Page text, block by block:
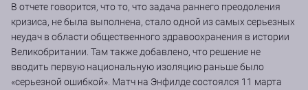
В отчете говорится, что то, что задача раннего преодоления
кризиса, не была выполнена, стало одной из самых серьезных
неудач в области общественного здравоохранения в истории
Великобритании. Там также добавлено, что решение не
вводить первую национальную изоляцию раньше было
«серьезной ошибкой». Матч на Энфилде состоялся 11 марта